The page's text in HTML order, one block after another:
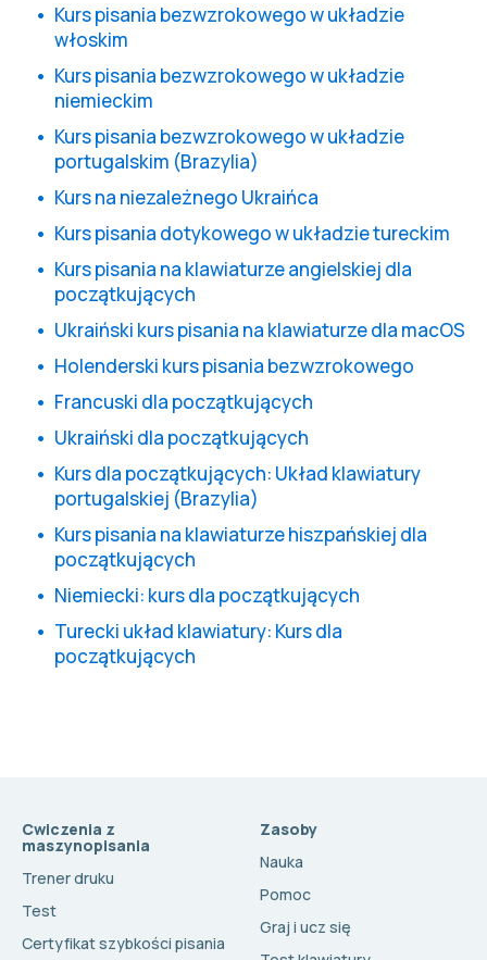
Kurs pisania bezwzrokowego w układzie
włoskim
Kurs pisania bezwzrokowego w układzie
niemieckim
Kurs pisania bezwzrokowego w układzie
portugalskim (Brazylia)
Kurs na niezależnego Ukraińca
Kurs pisania dotykowego w układzie tureckim
Kurs pisania na klawiaturze angielskiej dla
początkujących
Ukraiński kurs pisania na klawiaturze dla macOS
Holenderski kurs pisania bezwzrokowego
Francuski dla początkujących
Ukraiński dla początkujących
Kurs dla początkujących: Układ klawiatury
portugalskiej (Brazylia)
Kurs pisania na klawiaturze hiszpańskiej dla
początkujących
Niemiecki: kurs dla początkujących
Turecki układ klawiatury: Kurs dla
początkujących
Cwiczenia z
maszynopisania
Trener druku
Test
Certyfikat szybkości pisania
Zasoby
Nauka
Pomoc
Graj i ucz się